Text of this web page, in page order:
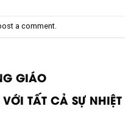
a comment
GIÁO
TẤT CẢ SỰ NHIỆT